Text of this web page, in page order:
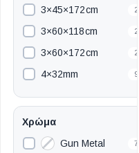
Χρώμα
Gun Metal
7
3×45×172cm 2
3×60×118cm 2
3×60×172cm 2
4×32mm 9
5.4×50×174.2cm 1
6.2×19×3.7cm